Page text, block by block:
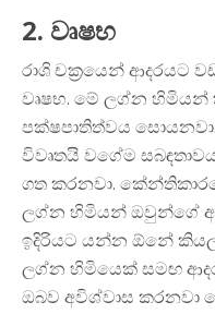
2. වෘෂභ
රාශි චක්‍රයෙන් ආදරයට
වෘෂභ. මේ ලග්න හිමියන්
පක්ෂපාතිත්වය
විවෘතයි වගේම
ගත කරනවා.
ලග්න හිමියන් ඔවුන්ගේ
ඉදිරියට යන්න ඕනේ
ලග්න හිමියෙක් සමඟ
ඔබව අවිශ්වාස කරනවා